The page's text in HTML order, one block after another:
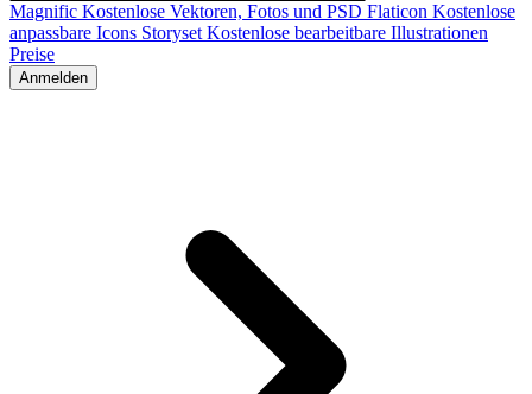
Magnific Kostenlose Vektoren, Fotos und PSD Flaticon Kostenlose
anpassbare Icons Storyset Kostenlose bearbeitbare Illustrationen
Preise
Anmelden